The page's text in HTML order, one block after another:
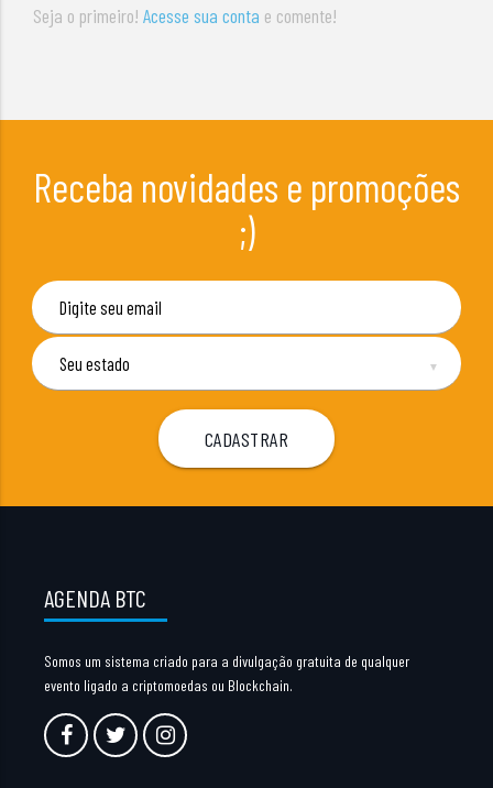
Seja o primeiro!Acesse sua conta e comente!
Receba novidades e promoções
;)
▼
AGENDA BTC
Somos um sistema criado para a divulgação gratuita de qualquer
evento ligado a criptomoedas ou Blockchain.